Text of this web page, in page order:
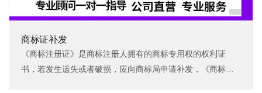
商标证补发
《商标注册证》是商标注册人拥有的商标专用权的权利证
书，若发生遗失或者破损，应向商标局申请补发，《商标注